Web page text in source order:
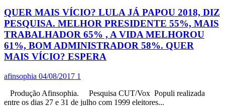
QUER MAIS VÍCIO? LULA JÁ PAPOU 2018, DIZ
PESQUISA. MELHOR PRESIDENTE 55%, MAIS
TRABALHADOR 65% , A VIDA MELHOROU
61%, BOM ADMINISTRADOR 58%. QUER
MAIS VÍCIO? ESPERA
afinsophia 04/08/2017 1
Produção Afinsophia. Pesquisa CUT/Vox Populi realizada
entre os dias 27 e 31 de julho com 1999 eleitores...